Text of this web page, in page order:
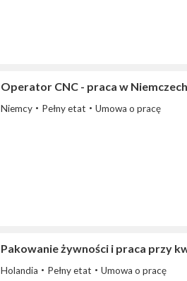
Operator CNC - praca w
Niemcy Pełny etat Umowa o pracę
Pakowanie żywności i praca przy
Holandia Pełny etat Umowa o pracę